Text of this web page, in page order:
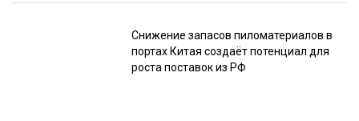
Снижение запасов пиломатериалов в
портах Китая создаёт потенциал для
роста поставок из РФ